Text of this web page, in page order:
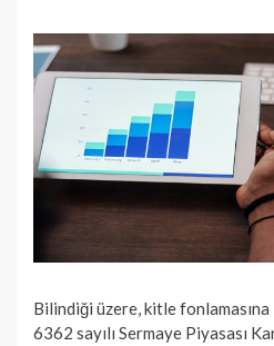
Bilindiği üzere, kitle
6362 sayılı Sermaye Piyasası